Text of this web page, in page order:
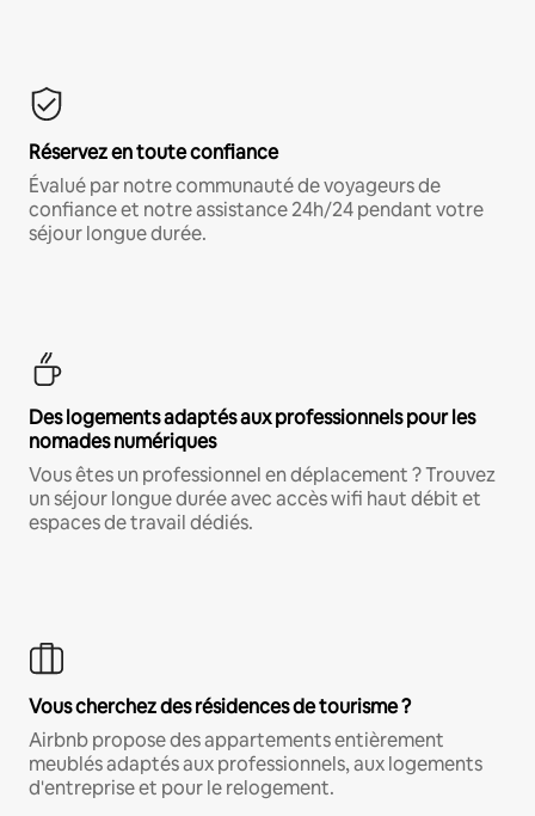
Réservez en toute confiance
Évalué par notre communauté de voyageurs de
confiance et notre assistance 24h/24 pendant votre
séjour longue durée.
Des logements adaptés aux professionnels pour les
nomades numériques
Vous êtes un professionnel en déplacement ? Trouvez
un séjour longue durée avec accès wifi haut débit et
espaces de travail dédiés.
Vous cherchez des résidences de tourisme ?
Airbnb propose des appartements entièrement
meublés adaptés aux professionnels, aux logements
d'entreprise et pour le relogement.